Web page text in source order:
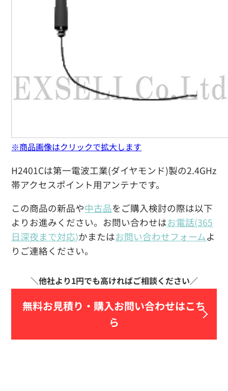
H2401Cは第一電波工業(ダイヤモンド)製の2.4GHz
帯アクセスポイント用アンテナです。
この商品の新品や中古品をご購入検討の際は以下
よりお進みください。お問い合わせはお電話(365
日深夜まで対応)かまたはお問い合わせフォームよ
りご連絡ください。
無料お見積り・ 購入お問い合わせはこち
ら
※商品画像はクリックで拡大します